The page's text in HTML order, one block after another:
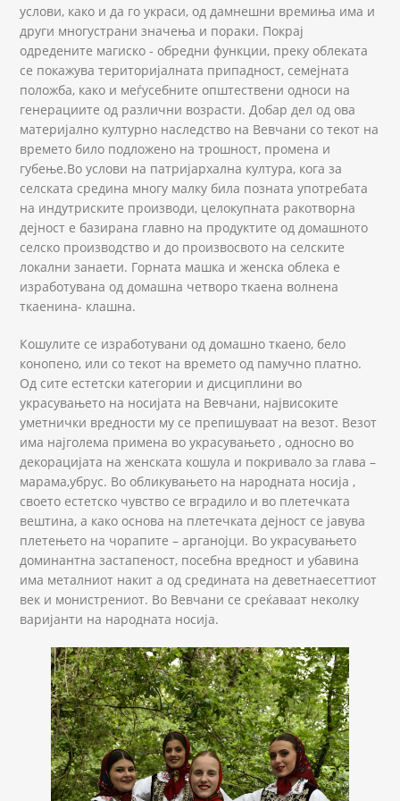
услови, како и да го украси, од дамнешни времиња има и
други многустрани значења и пораки. Покрај
одредените магиско - обредни функции, преку облеката
се покажува територијалната припадност, семејната
положба, како и меѓусебните општествени односи на
генерациите од различни возрасти. Добар дел од ова
материјално културно наследство на Вевчани со текот на
времето било подложено на трошност, промена и
губење.Во услови на патријархална култура, кога за
селската средина многу малку била позната употребата
на индутриските производи, целокупната ракотворна
дејност е базирана главно на продуктите од домашното
селско производство и до произвосвото на селските
локални занаети. Горната машка и женска облека е
изработувана од домашна четворо ткаена волнена
ткаенина- клашна.
Кошулите се изработувани од домашно ткаено, бело
конопено, или со текот на времето од памучно платно.
Од сите естетски категории и дисциплини во
украсувањето на носијата на Вевчани, највисоките
уметнички вредности му се препишуваат на везот. Везот
има најголема примена во украсувањето , односно во
декорацијата на женската кошула и покривало за глава –
марама,убрус. Во обликувањето на народната носија ,
своето естетско чувство се вградило и во плетечката
вештина, а како основа на плетечката дејност се јавува
плетењето на чорапите – арганојци. Во украсувањето
доминантна застапеност, посебна вредност и убавина
има металниот накит а од средината на деветнаесеттиот
век и монистрениот. Во Вевчани се среќаваат неколку
варијанти на народната носија.
_NAC2557.JPG